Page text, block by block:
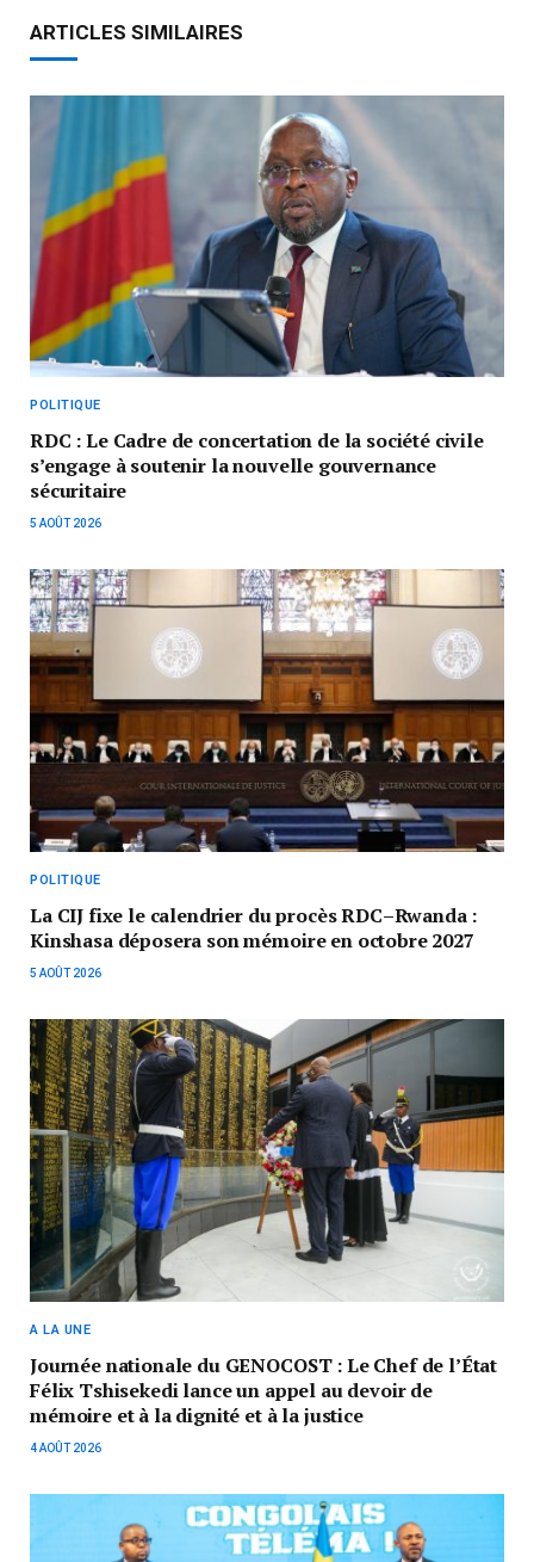
ARTICLES SIMILAIRES
POLITIQUE
RDC : Le Cadre de concertation de la société civile
s’engage à soutenir la nouvelle gouvernance
sécuritaire
5 AOÛT 2026
POLITIQUE
La CIJ fixe le calendrier du procès RDC–Rwanda :
Kinshasa déposera son mémoire en octobre 2027
5 AOÛT 2026
A LA UNE
Journée nationale du GENOCOST : Le Chef de l’État
Félix Tshisekedi lance un appel au devoir de
mémoire et à la dignité et à la justice
4 AOÛT 2026